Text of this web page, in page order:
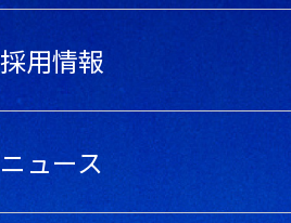
採用情報
ニュース